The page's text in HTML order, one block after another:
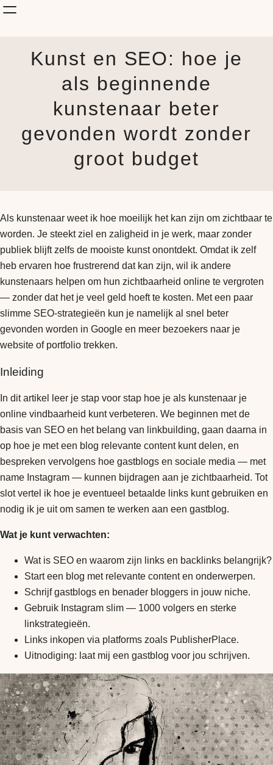
Onderwerp
KunstStijl
Albums
Blog
How it is made
Kunst en SEO: hoe je
als beginnende
kunstenaar beter
gevonden wordt zonder
groot budget
Als kunstenaar weet ik hoe moeilijk het kan zijn om zichtbaar te
worden. Je steekt ziel en zaligheid in je werk, maar zonder
publiek blijft zelfs de mooiste kunst onontdekt. Omdat ik zelf
heb ervaren hoe frustrerend dat kan zijn, wil ik andere
kunstenaars helpen om hun zichtbaarheid online te vergroten
— zonder dat het je veel geld hoeft te kosten. Met een paar
slimme SEO-strategieën kun je namelijk al snel beter
gevonden worden in Google en meer bezoekers naar je
website of portfolio trekken.
Inleiding
In dit artikel leer je stap voor stap hoe je als kunstenaar je
online vindbaarheid kunt verbeteren. We beginnen met de
basis van SEO en het belang van linkbuilding, gaan daarna in
op hoe je met een blog relevante content kunt delen, en
bespreken vervolgens hoe gastblogs en sociale media — met
name Instagram — kunnen bijdragen aan je zichtbaarheid. Tot
slot vertel ik hoe je eventueel betaalde links kunt gebruiken en
nodig ik je uit om samen te werken aan een gastblog.
Wat je kunt verwachten:
Wat is SEO en waarom zijn links en backlinks belangrijk?
Start een blog met relevante content en onderwerpen.
Schrijf gastblogs en benader bloggers in jouw niche.
Gebruik Instagram slim — 1000 volgers en sterke
linkstrategieën.
Links inkopen via platforms zoals PublisherPlace.
Uitnodiging: laat mij een gastblog voor jou schrijven.